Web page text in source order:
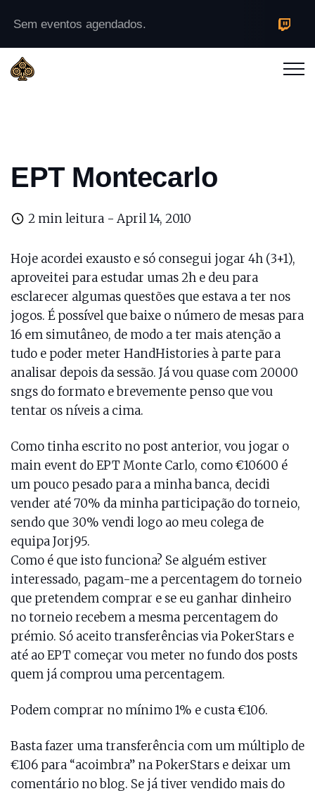
Sem eventos agendados.
EPT Montecarlo
2 min leitura - April 14, 2010
Hoje acordei exausto e só consegui jogar 4h (3+1),
aproveitei para estudar umas 2h e deu para
esclarecer algumas questões que estava a ter nos
jogos. É possível que baixe o número de mesas para
16 em simutâneo, de modo a ter mais atenção a
tudo e poder meter HandHistories à parte para
analisar depois da sessão. Já vou quase com 20000
sngs do formato e brevemente penso que vou
tentar os níveis a cima.
Como tinha escrito no post anterior, vou jogar o
main event do EPT Monte Carlo, como €10600 é
um pouco pesado para a minha banca, decidi
vender até 70% da minha participação do torneio,
sendo que 30% vendi logo ao meu colega de
equipa Jorj95.
Como é que isto funciona? Se alguém estiver
interessado, pagam-me a percentagem do torneio
que pretendem comprar e se eu ganhar dinheiro
no torneio recebem a mesma percentagem do
prémio. Só aceito transferências via PokerStars e
até ao EPT começar vou meter no fundo dos posts
quem já comprou uma percentagem.
Podem comprar no mínimo 1% e custa €106.
Basta fazer uma transferência com um múltiplo de
€106 para “acoimbra” na PokerStars e deixar um
comentário no blog. Se já tiver vendido mais do